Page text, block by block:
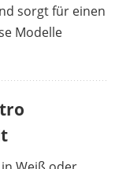
sorgt für einen
Modelle